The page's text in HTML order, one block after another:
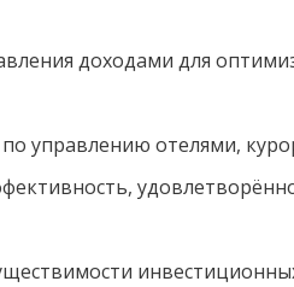
доходами для
управлению отелями,